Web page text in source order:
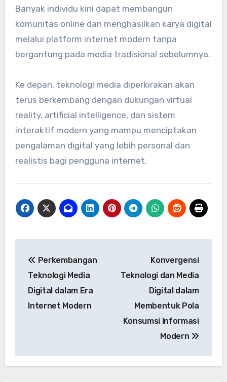
Banyak individu kini dapat membangun
komunitas online dan menghasilkan karya digital
melalui platform internet modern tanpa
bergantung pada media tradisional sebelumnya.
Ke depan, teknologi media diperkirakan akan
terus berkembang dengan dukungan virtual
reality, artificial intelligence, dan sistem
interaktif modern yang mampu menciptakan
pengalaman digital yang lebih personal dan
realistis bagi pengguna internet.
navigation
Perkembangan
Teknologi Media
Digital dalam Era
Internet Modern
Konvergensi
Teknologi dan Media
Digital dalam
Membentuk Pola
Konsumsi Informasi
Modern